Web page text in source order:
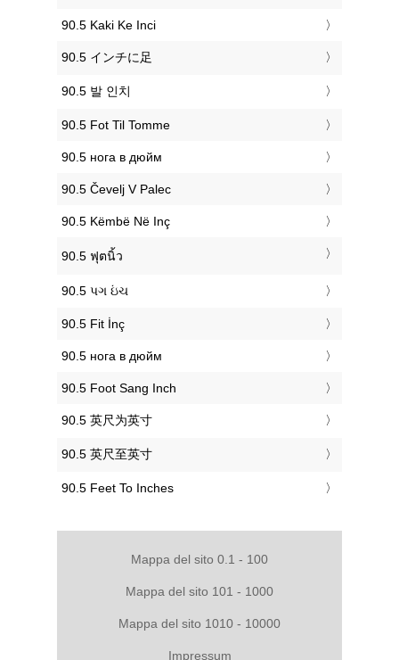
‎90.5 Kaki Ke Inci
‎90.5 インチに足
‎90.5 발 인치
‎90.5 Fot Til Tomme
‎90.5 нога в дюйм
‎90.5 Čevelj V Palec
‎90.5 Këmbë Në Inç
‎90.5 ฟุตนิ้ว
‎90.5 પગ ઇંચ
‎90.5 Fit İnç
‎90.5 нога в дюйм
‎90.5 Foot Sang Inch
‎90.5 英尺为英寸
‎90.5 英尺至英寸
‎90.5 Feet To Inches
Mappa del sito 0.1 - 100
Mappa del sito 101 - 1000
Mappa del sito 1010 - 10000
Impressum